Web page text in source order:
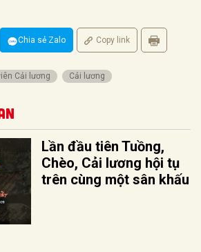
Chia sẻ Zalo Copy link
Cải lương Cải lương
Lần đầu tiên Tuồng,
Chèo, Cải lương hội tụ
trên cùng một sân khấu